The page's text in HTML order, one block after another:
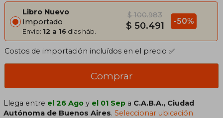
Libro Nuevo
Importado
Envío: 12 a 16 días háb.
$ 100.983
$ 50.491 -50%
Costos de importación incluídos en el precio ✅
Comprar
Llega entre el 26 Ago y el 01 Sep a C.A.B.A., Ciudad
Autónoma de Buenos Aires.Seleccionar ubicación